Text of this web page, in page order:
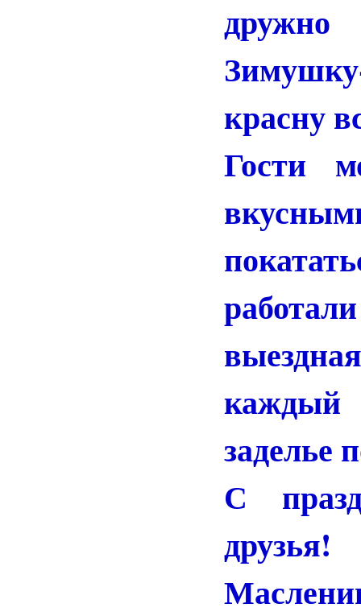
красну
Гости
заделье
С